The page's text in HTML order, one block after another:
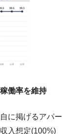
働率を維持
に掲げるアパー
入想定(100%)